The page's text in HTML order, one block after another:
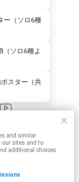
ー（ソロ6種
（ソロ6種よ
ポスター（共
links.
our sites and to
additional choices